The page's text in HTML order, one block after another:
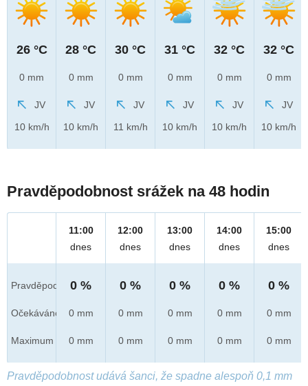
26 °C
0 mm
JV
10 km/h
28 °C
0 mm
JV
10 km/h
30 °C
0 mm
JV
11 km/h
31 °C
0 mm
JV
10 km/h
32 °C
0 mm
JV
10 km/h
32 °C
0 mm
JV
10 km/h
Pravděpodobnost srážek na 48 hodin
Pravděpod.
Očekáváno
Maximum
11:00
dnes
0 %
0 mm
0 mm
12:00
dnes
0 %
0 mm
0 mm
13:00
dnes
0 %
0 mm
0 mm
14:00
dnes
0 %
0 mm
0 mm
15:00
dnes
0 %
0 mm
0 mm
Pravděpodobnost udává šanci, že spadne alespoň 0,1 mm